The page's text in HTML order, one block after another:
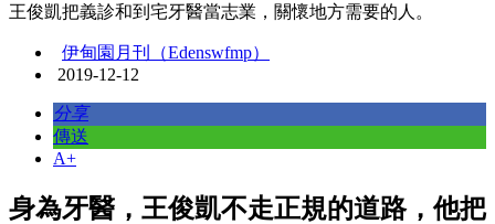
王俊凱把義診和到宅牙醫當志業，關懷地方需要的人。
伊甸園月刊（Edenswfmp）
2019-12-12
分享
傳送
A+
身為牙醫，王俊凱不走正規的道路，他把